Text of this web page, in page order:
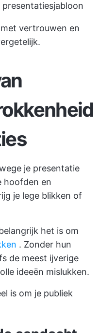
vertrouwen en
je presentatie
hoofden en
je lege blikken of
het is om
. Zonder hun
de meest ijverige
ideeën mislukken.
is om je publiek